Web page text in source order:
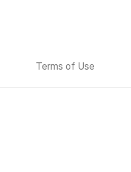
Terms of Use